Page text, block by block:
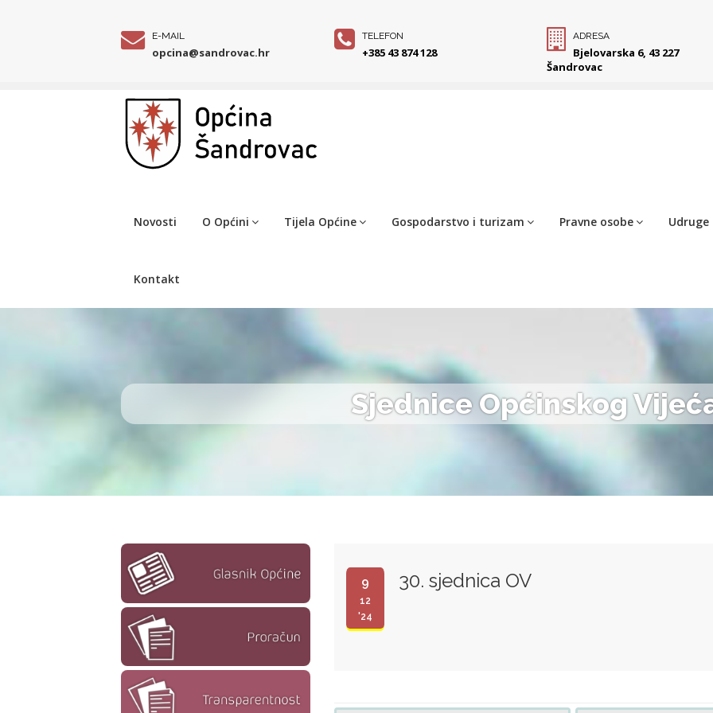
E-MAIL
opcina@sandrovac.hr
TELEFON
+385 43 874 128
ADRESA
Bjelovarska 6, 43 227
Šandrovac
Novosti O Općini Tijela Općine Gospodarstvo i turizam Pravne osobe
Kontakt
Sjednice Općinskog
9
12
'24
30. sjednica OV